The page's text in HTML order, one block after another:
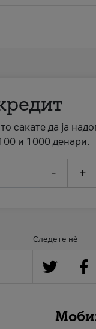
сакате да ја
и 1000 денари.
- +
Следете нè